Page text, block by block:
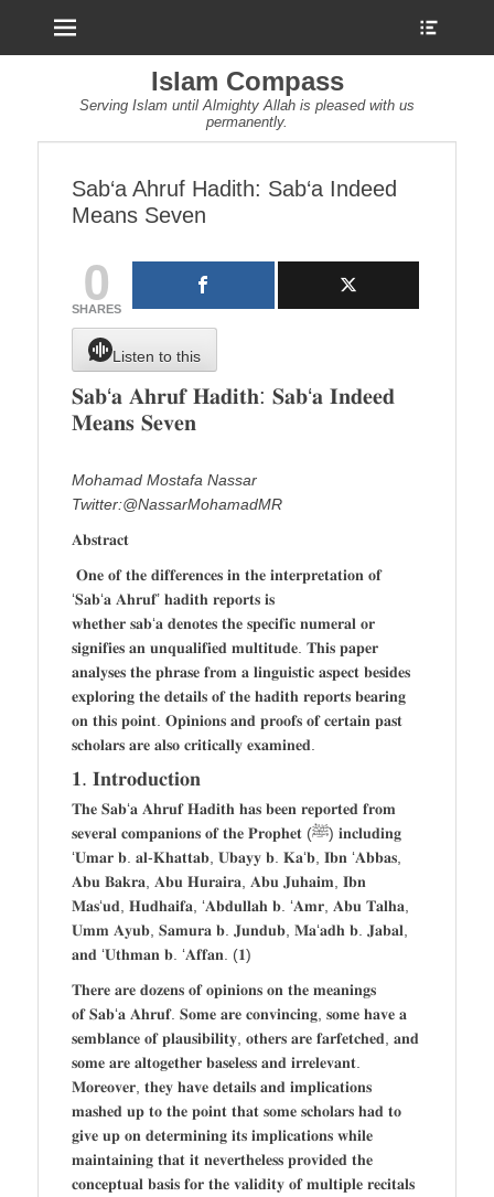
Islam Compass
Serving Islam until Almighty Allah is pleased with us
permanently.
Sab‘a Ahruf Hadith: Sab‘a Indeed
Means Seven
0
SHARES
Listen to this
𝐒𝐚𝐛‘𝐚 𝐀𝐡𝐫𝐮𝐟 𝐇𝐚𝐝𝐢𝐭𝐡: 𝐒𝐚𝐛‘𝐚 𝐈𝐧𝐝𝐞𝐞𝐝
𝐌𝐞𝐚𝐧𝐬 𝐒𝐞𝐯𝐞𝐧
Mohamad Mostafa Nassar
Twitter:@NassarMohamadMR
𝐀𝐛𝐬𝐭𝐫𝐚𝐜𝐭
𝐎𝐧𝐞 𝐨𝐟 𝐭𝐡𝐞 𝐝𝐢𝐟𝐟𝐞𝐫𝐞𝐧𝐜𝐞𝐬 𝐢𝐧 𝐭𝐡𝐞 𝐢𝐧𝐭𝐞𝐫𝐩𝐫𝐞𝐭𝐚𝐭𝐢𝐨𝐧 𝐨𝐟
‘𝐒𝐚𝐛‘𝐚 𝐀𝐡𝐫𝐮𝐟’ 𝐡𝐚𝐝𝐢𝐭𝐡 𝐫𝐞𝐩𝐨𝐫𝐭𝐬 𝐢𝐬
𝐰𝐡𝐞𝐭𝐡𝐞𝐫 𝐬𝐚𝐛‘𝐚 𝐝𝐞𝐧𝐨𝐭𝐞𝐬 𝐭𝐡𝐞 𝐬𝐩𝐞𝐜𝐢𝐟𝐢𝐜 𝐧𝐮𝐦𝐞𝐫𝐚𝐥 𝐨𝐫
𝐬𝐢𝐠𝐧𝐢𝐟𝐢𝐞𝐬 𝐚𝐧 𝐮𝐧𝐪𝐮𝐚𝐥𝐢𝐟𝐢𝐞𝐝 𝐦𝐮𝐥𝐭𝐢𝐭𝐮𝐝𝐞. 𝐓𝐡𝐢𝐬 𝐩𝐚𝐩𝐞𝐫
𝐚𝐧𝐚𝐥𝐲𝐬𝐞𝐬 𝐭𝐡𝐞 𝐩𝐡𝐫𝐚𝐬𝐞 𝐟𝐫𝐨𝐦 𝐚 𝐥𝐢𝐧𝐠𝐮𝐢𝐬𝐭𝐢𝐜 𝐚𝐬𝐩𝐞𝐜𝐭 𝐛𝐞𝐬𝐢𝐝𝐞𝐬
𝐞𝐱𝐩𝐥𝐨𝐫𝐢𝐧𝐠 𝐭𝐡𝐞 𝐝𝐞𝐭𝐚𝐢𝐥𝐬 𝐨𝐟 𝐭𝐡𝐞 𝐡𝐚𝐝𝐢𝐭𝐡 𝐫𝐞𝐩𝐨𝐫𝐭𝐬 𝐛𝐞𝐚𝐫𝐢𝐧𝐠
𝐨𝐧 𝐭𝐡𝐢𝐬 𝐩𝐨𝐢𝐧𝐭. 𝐎𝐩𝐢𝐧𝐢𝐨𝐧𝐬 𝐚𝐧𝐝 𝐩𝐫𝐨𝐨𝐟𝐬 𝐨𝐟 𝐜𝐞𝐫𝐭𝐚𝐢𝐧 𝐩𝐚𝐬𝐭
𝐬𝐜𝐡𝐨𝐥𝐚𝐫𝐬 𝐚𝐫𝐞 𝐚𝐥𝐬𝐨 𝐜𝐫𝐢𝐭𝐢𝐜𝐚𝐥𝐥𝐲 𝐞𝐱𝐚𝐦𝐢𝐧𝐞𝐝.
𝟏. 𝐈𝐧𝐭𝐫𝐨𝐝𝐮𝐜𝐭𝐢𝐨𝐧
𝐓𝐡𝐞 𝐒𝐚𝐛‘𝐚 𝐀𝐡𝐫𝐮𝐟 𝐇𝐚𝐝𝐢𝐭𝐡 𝐡𝐚𝐬 𝐛𝐞𝐞𝐧 𝐫𝐞𝐩𝐨𝐫𝐭𝐞𝐝 𝐟𝐫𝐨𝐦
𝐬𝐞𝐯𝐞𝐫𝐚𝐥 𝐜𝐨𝐦𝐩𝐚𝐧𝐢𝐨𝐧𝐬 𝐨𝐟 𝐭𝐡𝐞 𝐏𝐫𝐨𝐩𝐡𝐞𝐭 (ﷺ) 𝐢𝐧𝐜𝐥𝐮𝐝𝐢𝐧𝐠
‘𝐔𝐦𝐚𝐫 𝐛. 𝐚𝐥-𝐊𝐡𝐚𝐭𝐭𝐚𝐛, 𝐔𝐛𝐚𝐲𝐲 𝐛. 𝐊𝐚‘𝐛, 𝐈𝐛𝐧 ‘𝐀𝐛𝐛𝐚𝐬,
𝐀𝐛𝐮 𝐁𝐚𝐤𝐫𝐚, 𝐀𝐛𝐮 𝐇𝐮𝐫𝐚𝐢𝐫𝐚, 𝐀𝐛𝐮 𝐉𝐮𝐡𝐚𝐢𝐦, 𝐈𝐛𝐧
𝐌𝐚𝐬‘𝐮𝐝, 𝐇𝐮𝐝𝐡𝐚𝐢𝐟𝐚, ‘𝐀𝐛𝐝𝐮𝐥𝐥𝐚𝐡 𝐛. ‘𝐀𝐦𝐫, 𝐀𝐛𝐮 𝐓𝐚𝐥𝐡𝐚,
𝐔𝐦𝐦 𝐀𝐲𝐮𝐛, 𝐒𝐚𝐦𝐮𝐫𝐚 𝐛. 𝐉𝐮𝐧𝐝𝐮𝐛, 𝐌𝐚‘𝐚𝐝𝐡 𝐛. 𝐉𝐚𝐛𝐚𝐥,
𝐚𝐧𝐝 ‘𝐔𝐭𝐡𝐦𝐚𝐧 𝐛. ‘𝐀𝐟𝐟𝐚𝐧. (𝟏)
𝐓𝐡𝐞𝐫𝐞 𝐚𝐫𝐞 𝐝𝐨𝐳𝐞𝐧𝐬 𝐨𝐟 𝐨𝐩𝐢𝐧𝐢𝐨𝐧𝐬 𝐨𝐧 𝐭𝐡𝐞 𝐦𝐞𝐚𝐧𝐢𝐧𝐠𝐬
𝐨𝐟 𝐒𝐚𝐛‘𝐚 𝐀𝐡𝐫𝐮𝐟. 𝐒𝐨𝐦𝐞 𝐚𝐫𝐞 𝐜𝐨𝐧𝐯𝐢𝐧𝐜𝐢𝐧𝐠, 𝐬𝐨𝐦𝐞 𝐡𝐚𝐯𝐞 𝐚
𝐬𝐞𝐦𝐛𝐥𝐚𝐧𝐜𝐞 𝐨𝐟 𝐩𝐥𝐚𝐮𝐬𝐢𝐛𝐢𝐥𝐢𝐭𝐲, 𝐨𝐭𝐡𝐞𝐫𝐬 𝐚𝐫𝐞 𝐟𝐚𝐫𝐟𝐞𝐭𝐜𝐡𝐞𝐝, 𝐚𝐧𝐝
𝐬𝐨𝐦𝐞 𝐚𝐫𝐞 𝐚𝐥𝐭𝐨𝐠𝐞𝐭𝐡𝐞𝐫 𝐛𝐚𝐬𝐞𝐥𝐞𝐬𝐬 𝐚𝐧𝐝 𝐢𝐫𝐫𝐞𝐥𝐞𝐯𝐚𝐧𝐭.
𝐌𝐨𝐫𝐞𝐨𝐯𝐞𝐫, 𝐭𝐡𝐞𝐲 𝐡𝐚𝐯𝐞 𝐝𝐞𝐭𝐚𝐢𝐥𝐬 𝐚𝐧𝐝 𝐢𝐦𝐩𝐥𝐢𝐜𝐚𝐭𝐢𝐨𝐧𝐬
𝐦𝐚𝐬𝐡𝐞𝐝 𝐮𝐩 𝐭𝐨 𝐭𝐡𝐞 𝐩𝐨𝐢𝐧𝐭 𝐭𝐡𝐚𝐭 𝐬𝐨𝐦𝐞 𝐬𝐜𝐡𝐨𝐥𝐚𝐫𝐬 𝐡𝐚𝐝 𝐭𝐨
𝐠𝐢𝐯𝐞 𝐮𝐩 𝐨𝐧 𝐝𝐞𝐭𝐞𝐫𝐦𝐢𝐧𝐢𝐧𝐠 𝐢𝐭𝐬 𝐢𝐦𝐩𝐥𝐢𝐜𝐚𝐭𝐢𝐨𝐧𝐬 𝐰𝐡𝐢𝐥𝐞
𝐦𝐚𝐢𝐧𝐭𝐚𝐢𝐧𝐢𝐧𝐠 𝐭𝐡𝐚𝐭 𝐢𝐭 𝐧𝐞𝐯𝐞𝐫𝐭𝐡𝐞𝐥𝐞𝐬𝐬 𝐩𝐫𝐨𝐯𝐢𝐝𝐞𝐝 𝐭𝐡𝐞
𝐜𝐨𝐧𝐜𝐞𝐩𝐭𝐮𝐚𝐥 𝐛𝐚𝐬𝐢𝐬 𝐟𝐨𝐫 𝐭𝐡𝐞 𝐯𝐚𝐥𝐢𝐝𝐢𝐭𝐲 𝐨𝐟 𝐦𝐮𝐥𝐭𝐢𝐩𝐥𝐞 𝐫𝐞𝐜𝐢𝐭𝐚𝐥𝐬